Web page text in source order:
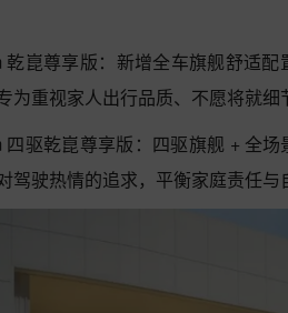
乾崑尊享版：新增全车旗舰舒适
为重视家人出行品质、不愿将就
四驱乾崑尊享版：四驱旗舰 + 全
驾驶热情的追求，平衡家庭责任与